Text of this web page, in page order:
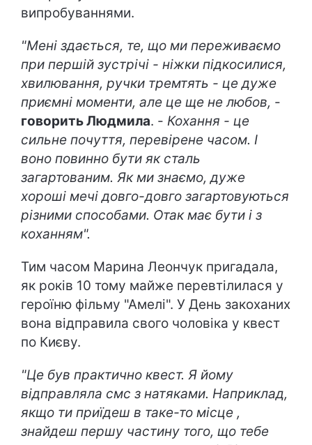
випробуваннями.
"Мені здається, те, що ми переживаємо
при першій зустрічі - ніжки підкосилися,
хвилювання, ручки тремтять - це дуже
приємні моменти, але це ще не любов, -
говорить Людмила. - Кохання - це
сильне почуття, перевірене часом. І
воно повинно бути як сталь
загартованим. Як ми знаємо, дуже
хороші мечі довго-довго загартовуються
різними способами. Отак має бути і з
коханням".
Тим часом Марина Леончук пригадала,
як років 10 тому майже перевтілилася у
героїню фільму "Амелі". У День закоханих
вона відправила свого чоловіка у квест
по Києву.
"Це був практично квест. Я йому
відправляла смс з натяками. Наприклад,
якщо ти приїдеш в таке-то місце ,
знайдеш першу частину того, що тебе